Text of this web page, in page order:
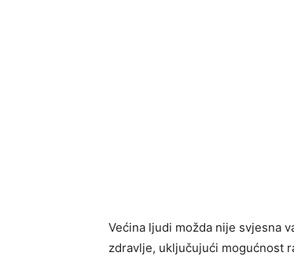
Većina ljudi možda nije svjesna
zdravlje, uključujući mogućnost